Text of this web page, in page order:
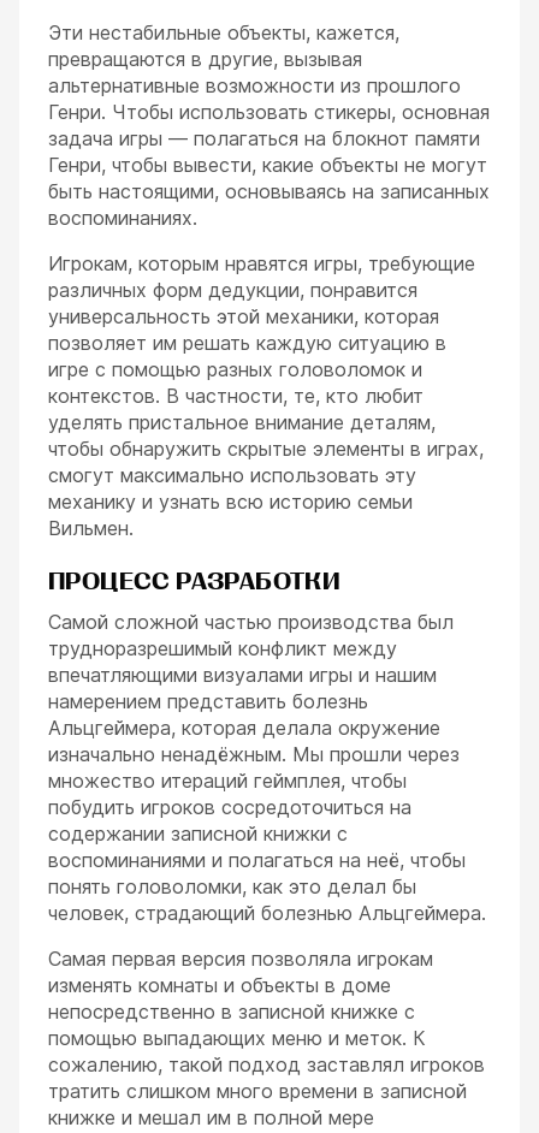
Эти нестабильные объекты, кажется,
превращаются в другие, вызывая
альтернативные возможности из прошлого
Генри. Чтобы использовать стикеры, основная
задача игры — полагаться на блокнот памяти
Генри, чтобы вывести, какие объекты не могут
быть настоящими, основываясь на записанных
воспоминаниях.
Игрокам, которым нравятся игры, требующие
различных форм дедукции, понравится
универсальность этой механики, которая
позволяет им решать каждую ситуацию в
игре с помощью разных головоломок и
контекстов. В частности, те, кто любит
уделять пристальное внимание деталям,
чтобы обнаружить скрытые элементы в играх,
смогут максимально использовать эту
механику и узнать всю историю семьи
Вильмен.
ПРОЦЕСС РАЗРАБОТКИ
Самой сложной частью производства был
трудноразрешимый конфликт между
впечатляющими визуалами игры и нашим
намерением представить болезнь
Альцгеймера, которая делала окружение
изначально ненадёжным. Мы прошли через
множество итераций геймплея, чтобы
побудить игроков сосредоточиться на
содержании записной книжки с
воспоминаниями и полагаться на неё, чтобы
понять головоломки, как это делал бы
человек, страдающий болезнью Альцгеймера.
Самая первая версия позволяла игрокам
изменять комнаты и объекты в доме
непосредственно в записной книжке с
помощью выпадающих меню и меток. К
сожалению, такой подход заставлял игроков
тратить слишком много времени в записной
книжке и мешал им в полной мере